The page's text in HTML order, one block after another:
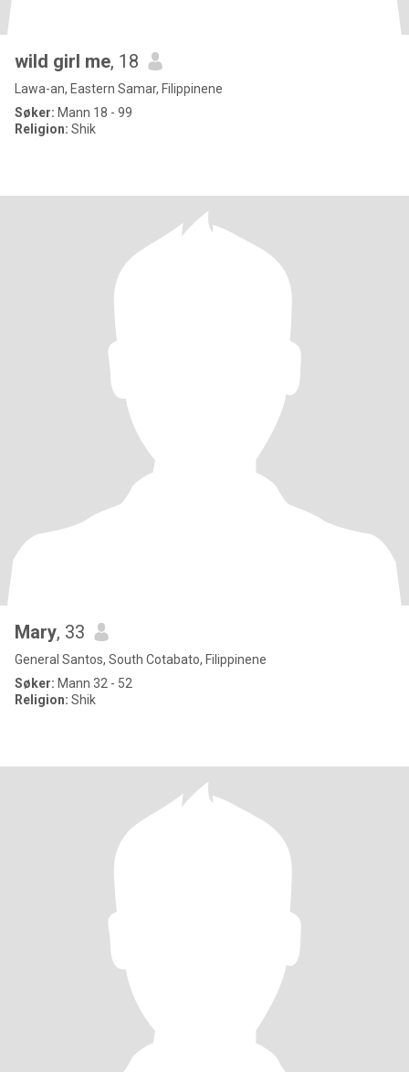
wild girl me, 18
Lawa-an, Eastern Samar, Filippinene
Søker: Mann 18 - 99
Religion: Shik
Mary, 33
General Santos, South Cotabato, Filippinene
Søker: Mann 32 - 52
Religion: Shik